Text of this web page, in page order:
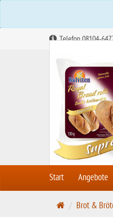
Telefon 08104-
Start Angebote
S
Brot &